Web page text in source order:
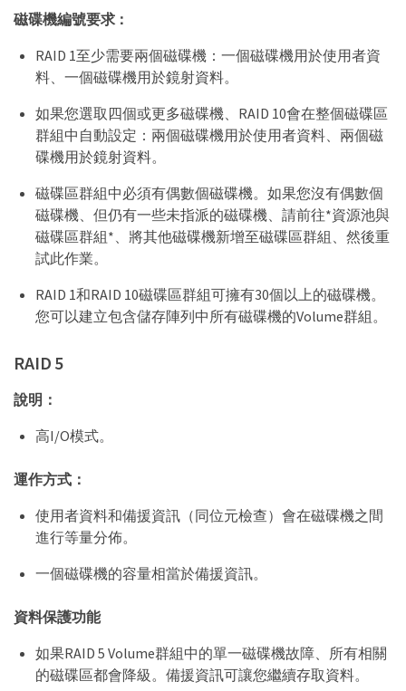
磁碟機編號要求：
RAID 1至少需要兩個磁碟機：一個磁碟機用於使用者資
料、一個磁碟機用於鏡射資料。
如果您選取四個或更多磁碟機、RAID 10會在整個磁碟區
群組中自動設定：兩個磁碟機用於使用者資料、兩個磁
碟機用於鏡射資料。
磁碟區群組中必須有偶數個磁碟機。如果您沒有偶數個
磁碟機、但仍有一些未指派的磁碟機、請前往*資源池與
磁碟區群組*、將其他磁碟機新增至磁碟區群組、然後重
試此作業。
RAID 1和RAID 10磁碟區群組可擁有30個以上的磁碟機。
您可以建立包含儲存陣列中所有磁碟機的Volume群組。
RAID 5
說明：
高I/O模式。
運作方式：
使用者資料和備援資訊（同位元檢查）會在磁碟機之間
進行等量分佈。
一個磁碟機的容量相當於備援資訊。
資料保護功能
如果RAID 5 Volume群組中的單一磁碟機故障、所有相關
的磁碟區都會降級。備援資訊可讓您繼續存取資料。